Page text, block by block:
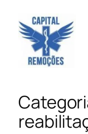
para
conteúdo